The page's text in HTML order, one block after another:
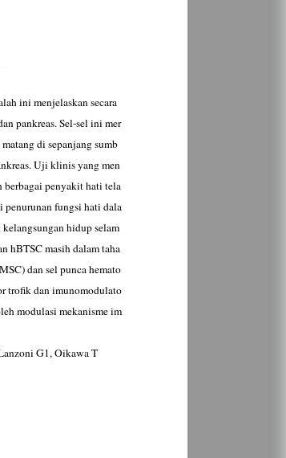
ini menjelaskan secara
pankreas. Sel-sel ini mer
di sepanjang sumb
Uji klinis yang men
berbagai penyakit hati tela
penurunan fungsi hati dala
hidup selam
hBTSC masih dalam taha
dan sel punca hemato
trofik dan imunomodulato
modulasi mekanisme im
G1, Oikawa T